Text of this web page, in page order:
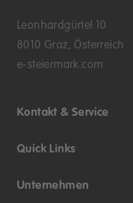
Leonhardgürtel 10
8010 Graz, Österreich
e-steiermark.com
Kontakt & Service
Quick Links
Unternehmen